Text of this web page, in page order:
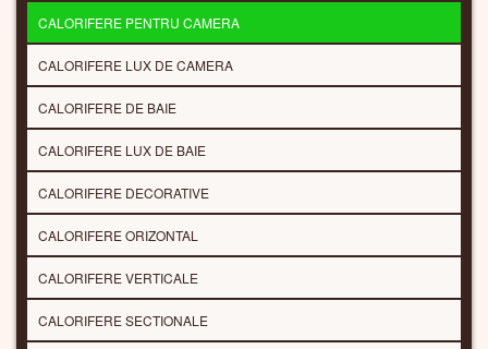
CALORIFERE PENTRU CAMERA
CALORIFERE LUX DE CAMERA
CALORIFERE DE BAIE
CALORIFERE LUX DE BAIE
CALORIFERE DECORATIVE
CALORIFERE ORIZONTAL
CALORIFERE VERTICALE
CALORIFERE SECTIONALE